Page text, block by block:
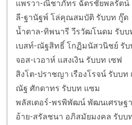
แพรวา-ณิชาภัทร ฉัตรชัยพลรัตน์
ลี-ฐานัฐพ์ โล่คุณสมบัติ รับบท กู๊ด
น้ำตาล-ทิพนารี วีรวัฒโนดม รับบ
เบสท์-ณัฐสิทธิ์ โกฏิมนัสวนิชย์ รับ
จอส-เวอาห์ แสงเงิน รับบท เซฟ
สิงโต-ปราชญา เรืองโรจน์ รับบท
ณัฐ ศักดาทร รับบท แซม
พลัสเตอร์-พรพิพัฒน์ พัฒนเศรษฐ
อ้าย-สรัลชนา อภิสมัยมงคล รับบ